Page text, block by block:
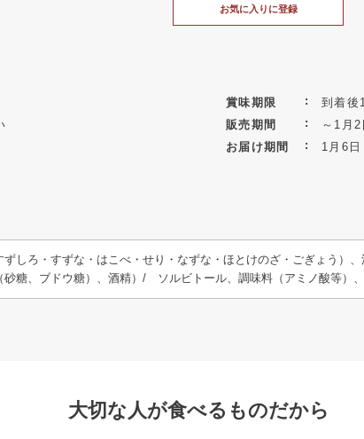
お気に入りに登録
賞味期限
到着後
販売期間
～1月
お届け期間
1月6日
ずしろ・すずな・はこべ・せり・なずな・ほとけのざ・ごぎょう）
砂糖、ブドウ糖）、酒精）/ ソルビトール、調味料（アミノ酸等）
大切な人が食べるものだから